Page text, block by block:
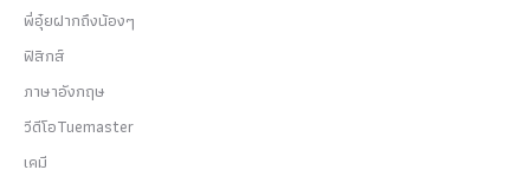
พี่อุ๋ยฝากถึงน้องๆ
ฟิสิกส์
ภาษาอังกฤษ
วีดีโอTuemaster
เคมี